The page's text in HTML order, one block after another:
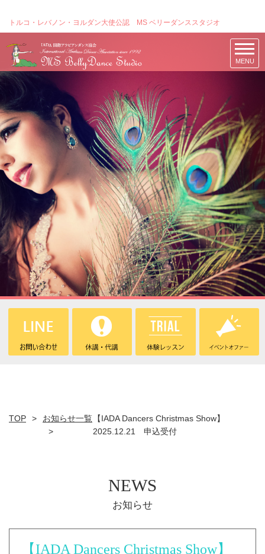
トルコ・レバノン・ヨルダン大使公認 MS ベリーダンススタジオ
MENU
TOP お知らせ一覧 【IADA Dancers Christmas Show】
2025.12.21 申込受付
お知らせ
NEWS
【IADA Dancers Christmas Show】